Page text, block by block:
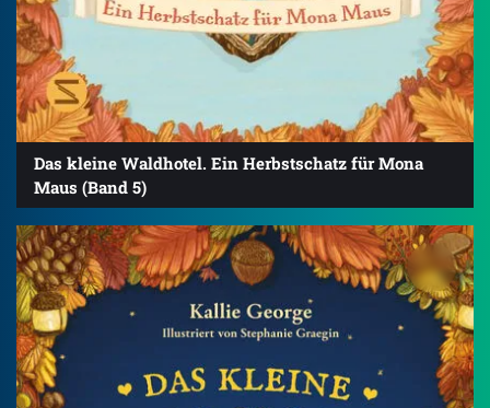
Das kleine Waldhotel. Ein Herbstschatz für Mona
Maus (Band 5)